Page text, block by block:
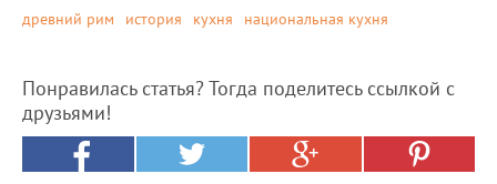
древний рим
история кухня национальная кухня
Понравилась статья? Тогда поделитесь ссылкой с
друзьями!